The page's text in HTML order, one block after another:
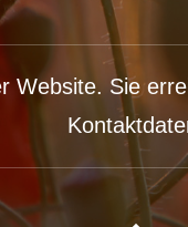
Website. Sie